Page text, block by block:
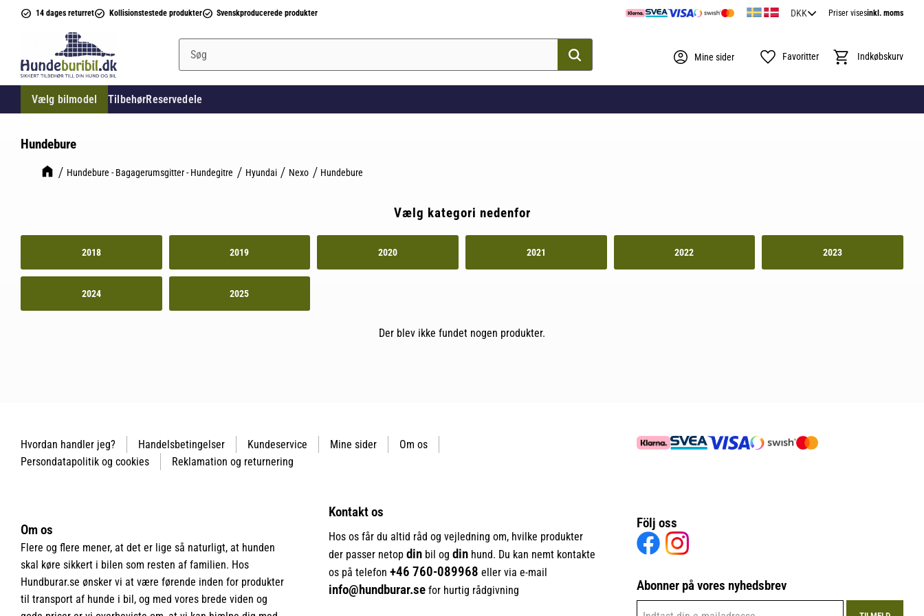
14 dages returret Kollisionstestede produkter Svenskproducerede produkter Priser visesinkl. moms
Vælg bilmodel TilbehørReservedele
Mine sider Favoritter Indkøbskurv
Hundebure
Hundebure - Bagagerumsgitter - Hundegitre Hyundai Nexo Hundebure
Vælg kategori nedenfor
2018 2019 2020 2021 2022 2023
2024 2025
Der blev ikke fundet nogen produkter.
Hvordan handler jeg? Handelsbetingelser Kundeservice Mine sider
Om os
Persondatapolitik og cookies
Reklamation og returnering
Om os
Flere og flere mener, at det er lige så naturligt, at hunden
skal køre sikkert i bilen som resten af familien. Hos
Hundburar.se ønsker vi at være førende inden for produkter
til transport af hunde i bil, og med vores brede viden og
Kontakt os
Hos os får du altid råd og vejledning om, hvilke produkter
der passer netop din bil og din hund. Du kan nemt kontakte
os på telefon +46 760-089968 eller via e-mail
info@hundburar.se for hurtig rådgivning
Följ oss
Abonner på vores nyhedsbrev